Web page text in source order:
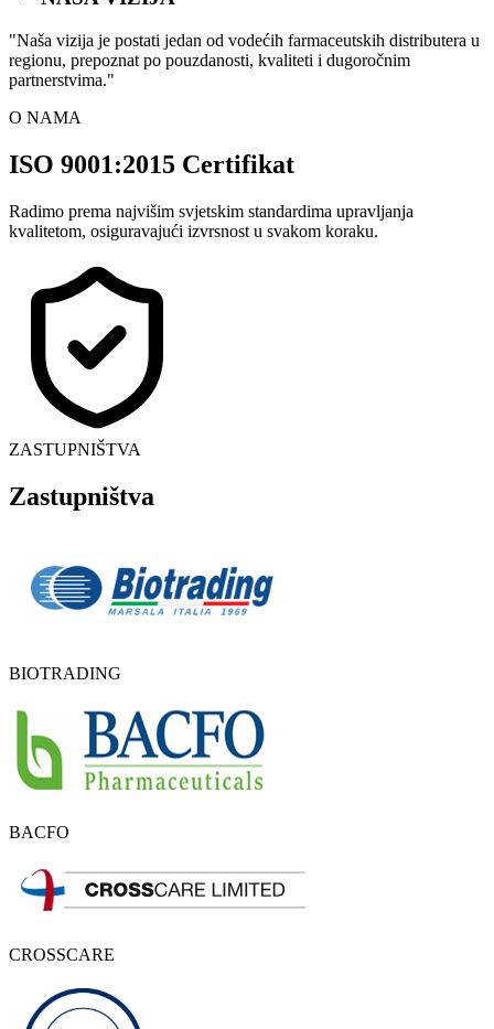
"Naša vizija je postati jedan od vodećih farmaceutskih distributera u
regionu, prepoznat po pouzdanosti, kvaliteti i dugoročnim
partnerstvima."
O NAMA
ISO 9001:2015 Certifikat
Radimo prema najvišim svjetskim standardima upravljanja
kvalitetom, osiguravajući izvrsnost u svakom koraku.
ZASTUPNIŠTVA
Zastupništva
BIOTRADING
BACFO
CROSSCARE